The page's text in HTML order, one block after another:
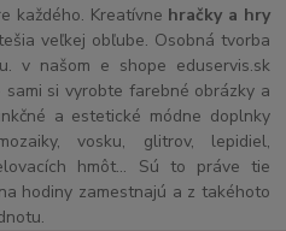
každého. Kreatívne hračky a hry
veľkej obľube. Osobná tvorba
v našom e shope eduservis.sk
si vyrobte farebné obrázky a
a estetické módne doplnky
vosku, glitrov, lepidiel,
hmôt... Sú to práve tie
hodiny zamestnajú a z takéhoto